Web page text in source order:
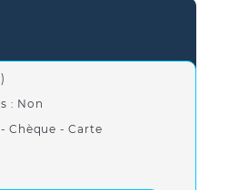
: Non
Chèque - Carte